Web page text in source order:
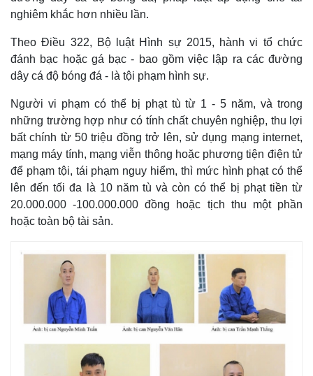
Bất động sản
Tỷ giá
Chứng khoán
Giá cà phê
nghiêm khắc hơn nhiều lần.
Theo Điều 322, Bộ luật Hình sự 2015, hành vi tổ chức
đánh bạc hoặc gá bạc - bao gồm việc lập ra các đường
dây cá độ bóng đá - là tội phạm hình sự.
Người vi phạm có thể bị phạt tù từ 1 - 5 năm, và trong
những trường hợp như có tính chất chuyên nghiệp, thu lợi
bất chính từ 50 triệu đồng trở lên, sử dụng mạng internet,
mạng máy tính, mạng viễn thông hoặc phương tiện điện tử
để phạm tội, tái phạm nguy hiểm, thì mức hình phạt có thể
lên đến tối đa là 10 năm tù và còn có thể bị phạt tiền từ
20.000.000 -100.000.000 đồng hoặc tịch thu một phần
hoặc toàn bộ tài sản.